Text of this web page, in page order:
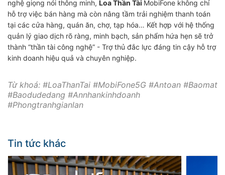
nghệ giọng nói thông minh, Loa Thần Tài MobiFone không chỉ
hỗ trợ việc bán hàng mà còn nâng tầm trải nghiệm thanh toán
tại các cửa hàng, quán ăn, chợ, tạp hóa… Kết hợp với hệ thống
quản lý giao dịch rõ ràng, minh bạch, sản phẩm hứa hẹn sẽ trở
thành “thần tài công nghệ” - Trợ thủ đắc lực đáng tin cậy hỗ trợ
kinh doanh hiệu quả và chuyên nghiệp.
Từ khoá: #LoaThanTai #MobiFone5G #Antoan #Baomat
#Baodudedang #Annhankinhdoanh
#Phongtranhgianlan
Tin tức khác